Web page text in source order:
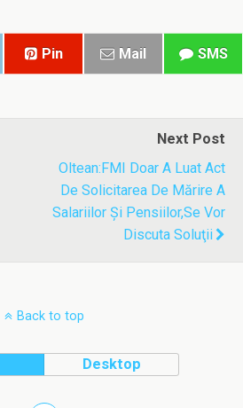
Pin Mail SMS
Next Post
Oltean:FMI Doar A Luat Act
De Solicitarea De Mărire A
Salariilor Şi Pensiilor,se Vor
Discuta Soluţii
Back to top
Desktop